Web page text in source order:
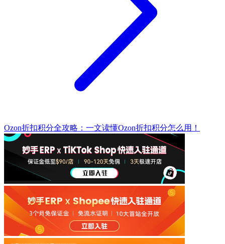
Ozon折扣积分全攻略：一文读懂Ozon折扣积分怎么用！